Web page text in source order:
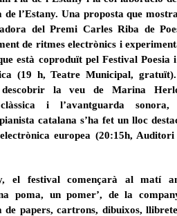
de l’Estany. Una propostaque
del Premi Carles Riba de
de ritmes electrònics i
està coproduït pel Festival Poesia
(19 h, Teatre Municipal,
descobrir la veu de Marina
i l’avantguarda
catalana s’ha fet un lloc
europea (20:15h, Auditori
el festival començarà al matí
poma, un pomer’, dela
de papers, cartrons, dibuixos,